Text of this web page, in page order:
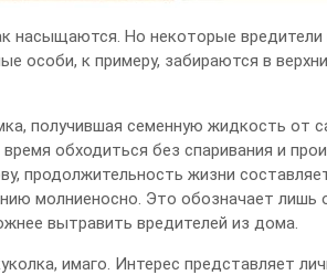
насыщаются. Но некоторые вредители
особи, к примеру, забираются в
получившая семенную жидкость от
обходиться без спаривания и
продолжительность жизни
молниеносно. Это обозначает лишь
вытравить вредителей из дома.
имаго. Интерес представляет